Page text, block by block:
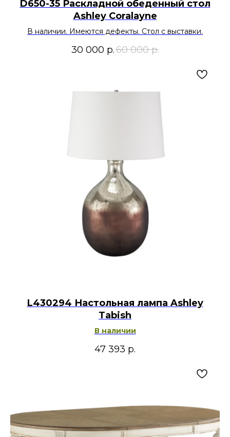
D650-35 Раскладной обеденный стол
Ashley Coralayne
В наличии. Имеются дефекты. Стол с выставки.
30 000 р.60 000 р.
L430294 Настольная лампа Ashley
Tabish
В наличии
47 393 р.